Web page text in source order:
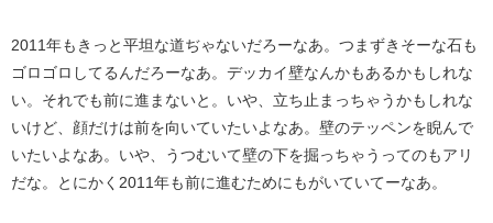
2011年もきっと平坦な道ぢゃないだろーなあ。つまずきそーな石も
ゴロゴロしてるんだろーなあ。デッカイ壁なんかもあるかもしれな
い。それでも前に進まないと。いや、立ち止まっちゃうかもしれな
いけど、顔だけは前を向いていたいよなあ。壁のテッペンを睨んで
いたいよなあ。いや、うつむいて壁の下を掘っちゃうってのもアリ
だな。とにかく2011年も前に進むためにもがいていてーなあ。